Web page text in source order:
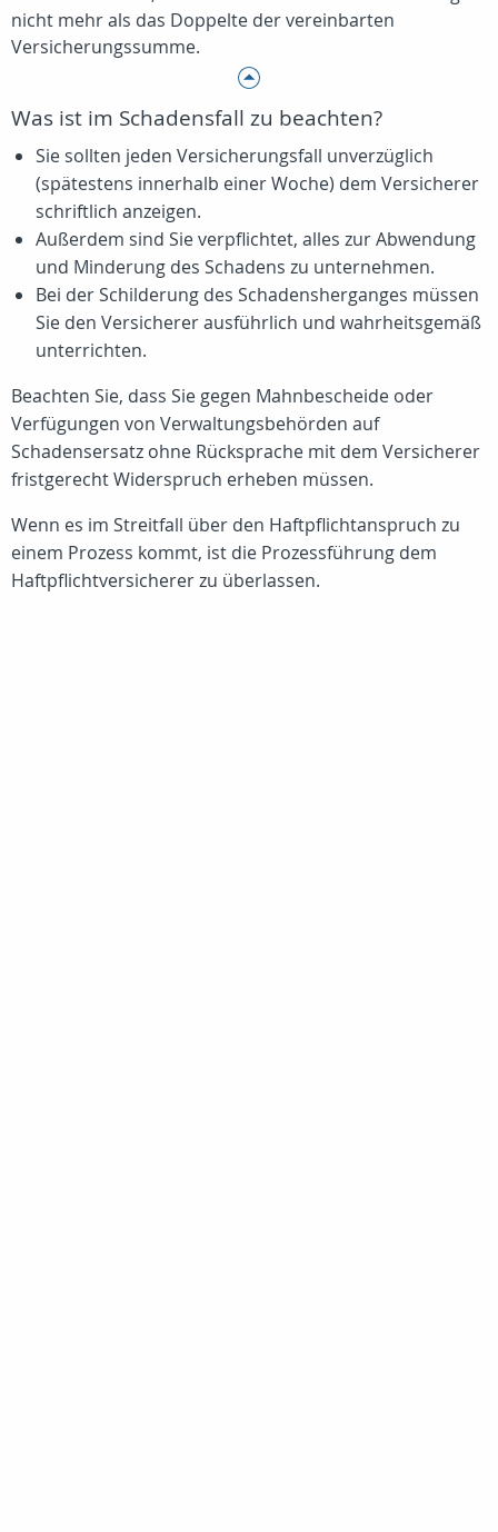
nicht mehr als das Doppelte der vereinbarten
Versicherungssumme.
Was ist im Schadensfall zu beachten?
Sie sollten jeden Versicherungsfall unverzüglich
(spätestens innerhalb einer Woche) dem Versicherer
schriftlich anzeigen.
Außerdem sind Sie verpflichtet, alles zur Abwendung
und Minderung des Schadens zu unternehmen.
Bei der Schilderung des Schadensherganges müssen
Sie den Versicherer ausführlich und wahrheitsgemäß
unterrichten.
Beachten Sie, dass Sie gegen Mahnbescheide oder
Verfügungen von Verwaltungsbehörden auf
Schadensersatz ohne Rücksprache mit dem Versicherer
fristgerecht Widerspruch erheben müssen.
Wenn es im Streitfall über den Haftpflichtanspruch zu
einem Prozess kommt, ist die Prozessführung dem
Haftpflichtversicherer zu überlassen.